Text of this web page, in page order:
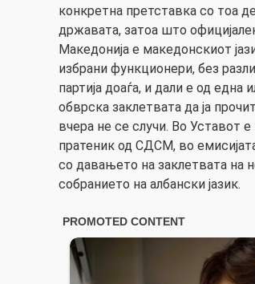
конкретна претставка со тоа
државата, затоа што
Македонија е македонскиот
избрани функционери, без
партија доаѓа, и дали е од една
обврска заклетвата да ја
вчера не се случи. Во Уставот
пратеник од СДСМ, во
со давањето на заклетвата на
собранието на албански јазик.